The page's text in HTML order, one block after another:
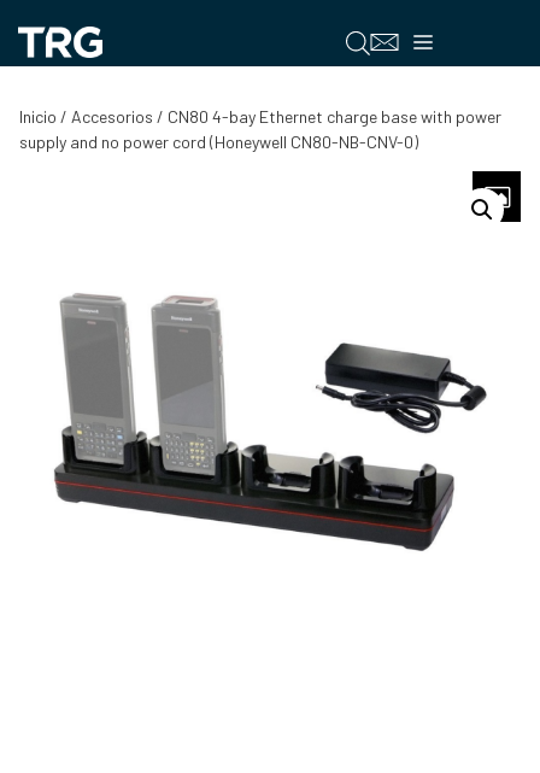
contenido
Menú
Inicio / Accesorios / CN80 4-bay Ethernet charge base with power
supply and no power cord (Honeywell CN80-NB-CNV-0)